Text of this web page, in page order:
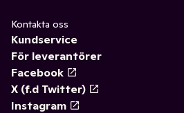
Kontakta oss
Kundservice
För leverantörer
Facebook
X (f.d Twitter)
Instagram